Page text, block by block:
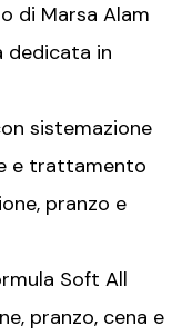
di Marsa Alam
dedicata in
sistemazione
e trattamento
pranzo e
Soft All
pranzo, cena e